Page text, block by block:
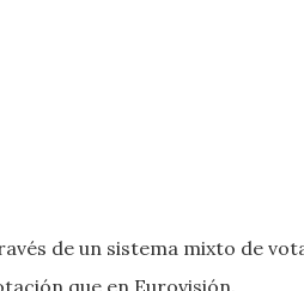
de un sistema mixto de
que en Eurovisión.